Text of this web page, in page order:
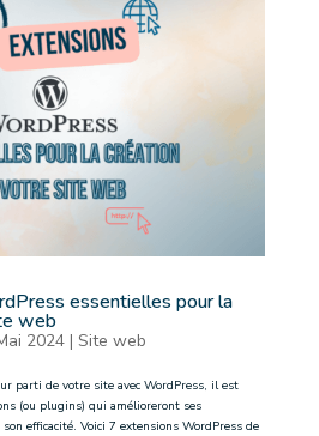
essentielles pour la
web
2024| Site web
parti de votre site avec WordPress, il est
(ou plugins) qui amélioreront ses
efficacité. Voici 7 extensions WordPress de